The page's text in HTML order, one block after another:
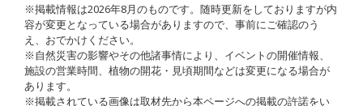
※掲載情報は2026年8月のものです。随時更新をしておりますが内
容が変更となっている場合がありますので、事前にご確認のう
え、おでかけください。
※自然災害の影響やその他諸事情により、イベントの開催情報、
施設の営業時間、植物の開花・見頃期間などは変更になる場合が
あります。
※掲載されている画像は取材先から本ページへの掲載の許諾をい